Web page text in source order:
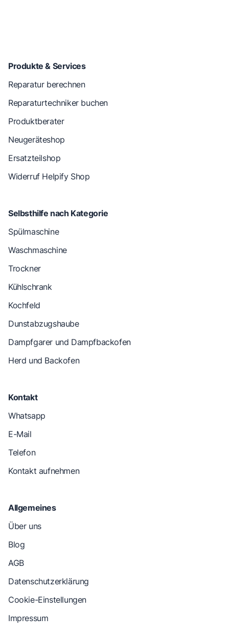
Produkte & Services
Reparatur berechnen
Reparaturtechniker buchen
Produktberater
Neugeräteshop
Ersatzteilshop
Widerruf Helpify Shop
Selbsthilfe nach Kategorie
Spülmaschine
Waschmaschine
Trockner
Kühlschrank
Kochfeld
Dunstabzugshaube
Dampfgarer und Dampfbackofen
Herd und Backofen
Kontakt
Whatsapp
E-Mail
Telefon
Kontakt aufnehmen
Allgemeines
Über uns
Blog
AGB
Datenschutzerklärung
Cookie-Einstellungen
Impressum